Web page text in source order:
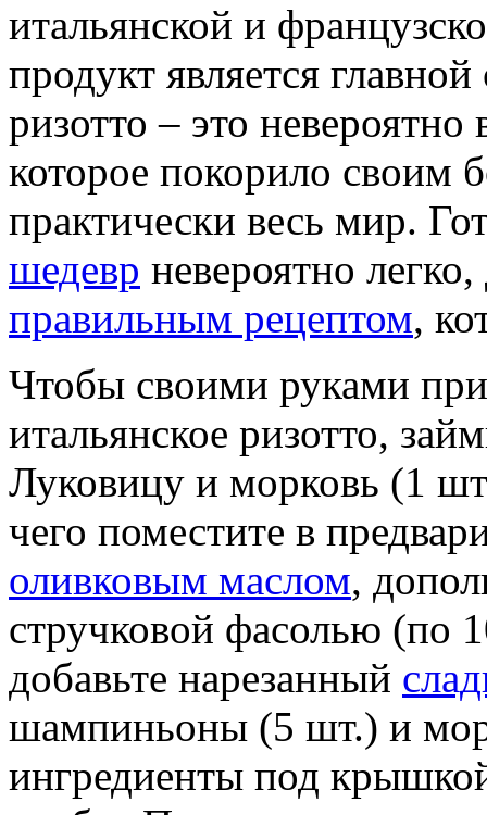
итальянской и
продукт является
ризотто – это
которое покорило своим
практически весь мир.
шедевр невероятно
правильным рецептом,
Чтобы своими руками
итальянское ризотто,
Луковицу и морковь (1
чего поместите в
оливковым маслом,
стручковой фасолью (по
добавьте нарезанный
шампиньоны (5 шт.) и
ингредиенты под